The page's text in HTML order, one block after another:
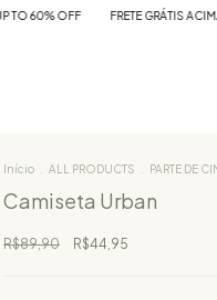
FRETE GRÁTIS ACIMA R$250 PARA
Início ALL PRODUCTS PARTE DE
Camiseta Urban
R$89,90 R$44,95